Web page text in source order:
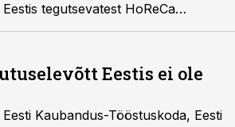
tegutsevatest HoReCa
Eestis ei ole
Kaubandus-Tööstuskoda, Eesti